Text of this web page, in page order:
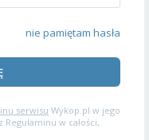
nie pamiętam hasła
serwisu Wykop.pl w jego
w całości,